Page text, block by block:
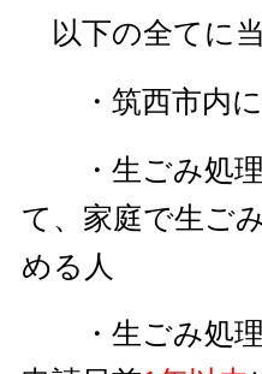
以下の全てに
・筑西市内に
・生ごみ処理
て、家庭で生ご
める人
・生ごみ処理